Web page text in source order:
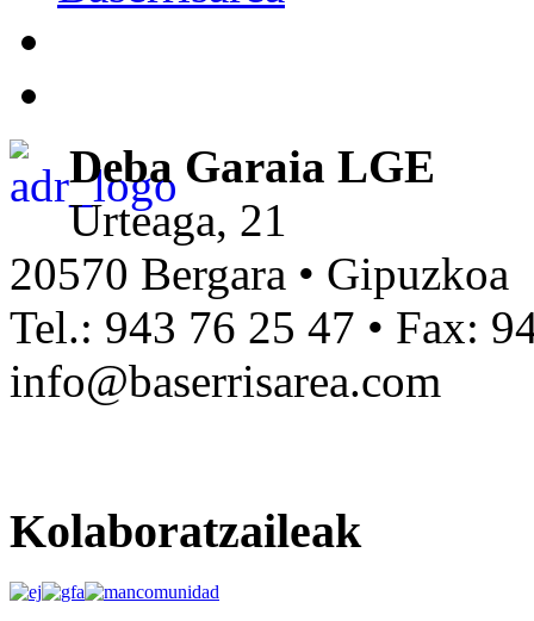
Deba Garaia LGE
Urteaga, 21
20570 Bergara • Gipuzkoa
Tel.: 943 76 25 47 • Fax:
info@baserrisarea.com
Kolaboratzaileak